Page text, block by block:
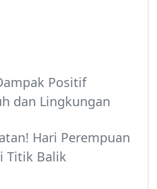
Positif
dan Lingkungan
Hari Perempuan
Titik Balik